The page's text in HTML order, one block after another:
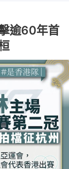
逾60年首